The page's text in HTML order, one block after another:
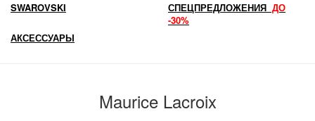
SWAROVSKI
СПЕЦПРЕДЛОЖЕНИЯ ДО
-30%
АКСЕССУАРЫ
Maurice Lacroix